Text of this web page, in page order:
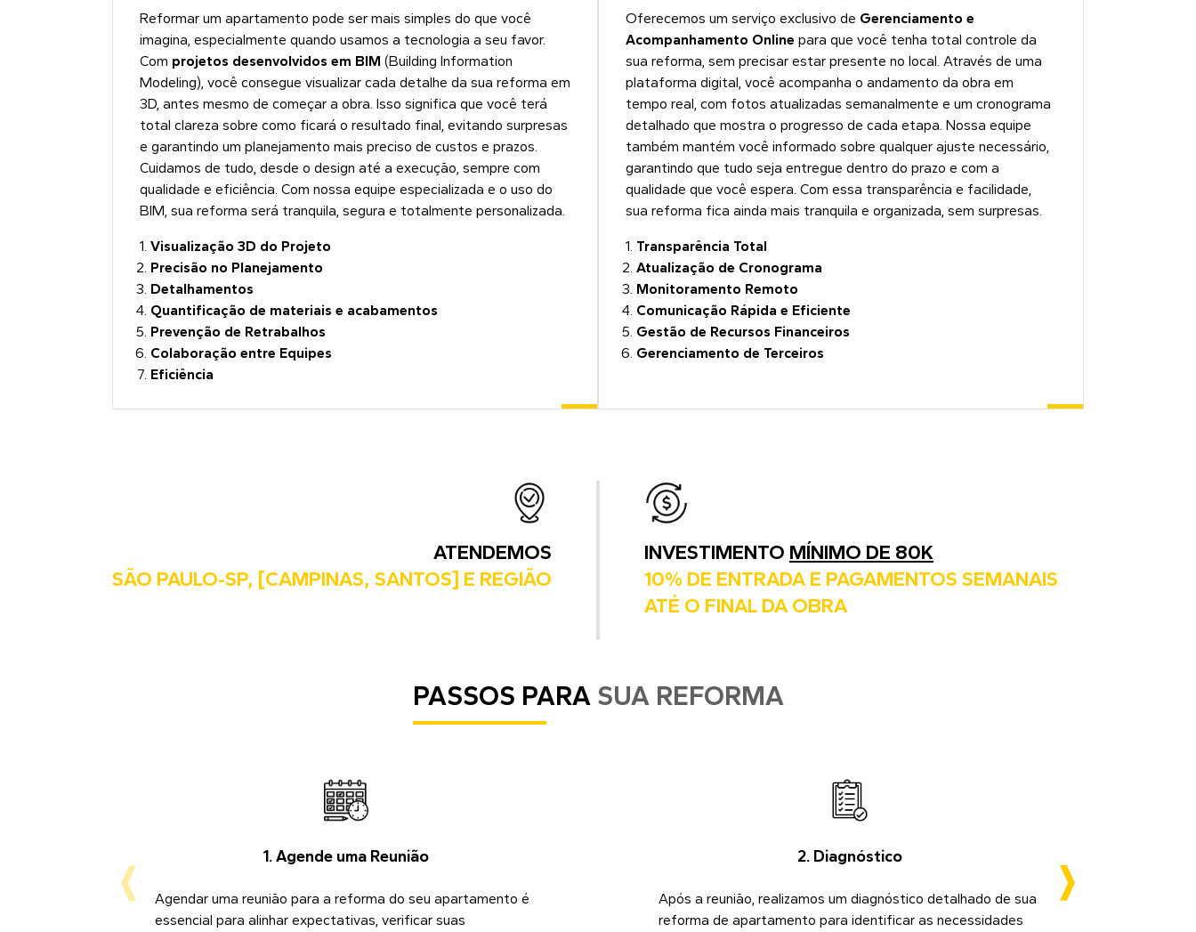
Reformar um apartamento pode ser mais simples do que você
imagina, especialmente quando usamos a tecnologia a seu favor.
Com projetos desenvolvidos em BIM (Building Information
Modeling), você consegue visualizar cada detalhe da sua reforma em
3D, antes mesmo de começar a obra. Isso significa que você terá
total clareza sobre como ficará o resultado final, evitando surpresas
e garantindo um planejamento mais preciso de custos e prazos.
Cuidamos de tudo, desde o design até a execução, sempre com
qualidade e eficiência. Com nossa equipe especializada e o uso do
BIM, sua reforma será tranquila, segura e totalmente personalizada.
Visualização 3D do Projeto
Precisão no Planejamento
Detalhamentos
Quantificação de materiais e acabamentos
Prevenção de Retrabalhos
Colaboração entre Equipes
Eficiência
Oferecemos um serviço exclusivo de Gerenciamento e
Acompanhamento Online para que você tenha total controle da
sua reforma, sem precisar estar presente no local. Através de uma
plataforma digital, você acompanha o andamento da obra em
tempo real, com fotos atualizadas semanalmente e um cronograma
detalhado que mostra o progresso de cada etapa. Nossa equipe
também mantém você informado sobre qualquer ajuste necessário,
garantindo que tudo seja entregue dentro do prazo e com a
qualidade que você espera. Com essa transparência e facilidade,
sua reforma fica ainda mais tranquila e organizada, sem surpresas.
Transparência Total
Atualização de Cronograma
Monitoramento Remoto
Comunicação Rápida e Eficiente
Gestão de Recursos Financeiros
Gerenciamento de Terceiros
ATENDEMOS
SÃO PAULO-SP, [CAMPINAS, SANTOS] E REGIÃO
INVESTIMENTO MÍNIMO DE 80K
10% DE ENTRADA E PAGAMENTOS SEMANAIS
ATÉ O FINAL DA OBRA
PASSOS PARA SUA REFORMA
1. Agende uma Reunião
Agendar uma reunião para a reforma do seu apartamento é
essencial para alinhar expectativas, verificar suas
2. Diagnóstico
Após a reunião, realizamos um diagnóstico detalhado de sua
reforma de apartamento para identificar as necessidades